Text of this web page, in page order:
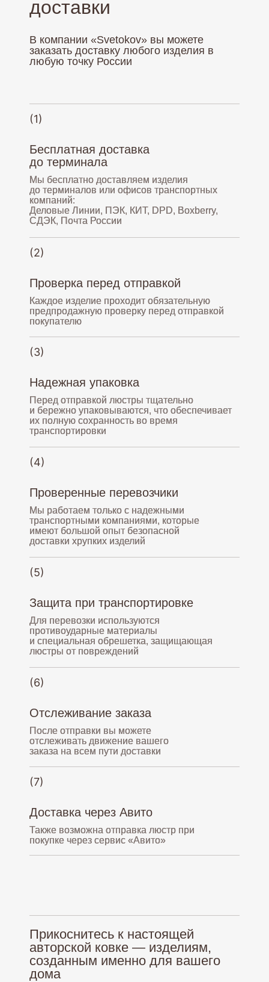
Также возможна отправка люстр при
покупке через сервис «Авито»
После отправки вы можете
отслеживать движение вашего
заказа на всем пути доставки
Для перевозки используются
противоударные материалы
и специальная обрешетка, защищающая
люстры от повреждений
Мы работаем только с надежными
транспортными компаниями, которые
имеют большой опыт безопасной
доставки хрупких изделий
Перед отправкой люстры тщательно
и бережно упаковываются, что обеспечивает
их полную сохранность во время
транспортировки
Каждое изделие проходит обязательную
предпродажную проверку перед отправкой
покупателю
Мы бесплатно доставляем изделия
до терминалов или офисов транспортных
компаний:
Деловые Линии, ПЭК, КИТ, DPD, Boxberry,
СДЭК, Почта России
Доставка через Авито
Отслеживание заказа
Защита при транспортировке
Проверенные перевозчики
Надежная упаковка
Проверка перед отправкой
Бесплатная доставка
до терминала
(7)
(6)
(5)
(4)
(3)
(2)
(1)
В компании «Svetokov» вы можете
заказать доставку любого изделия в
любую точку России
доставки
Прикоснитесь к настоящей
авторской ковке — изделиям,
созданным именно для вашего
дома
Политика обработки персональных данных
Согласие на обработку персональных данных
Кованые люстры
по всей России
osvetokov@yandex.ru
9.00-21.00 (МСК)
+7(903)347-10-56